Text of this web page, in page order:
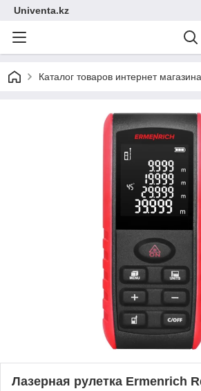
Univenta.kz
Каталог товаров интернет
Лазерная рулетка Ermenrich